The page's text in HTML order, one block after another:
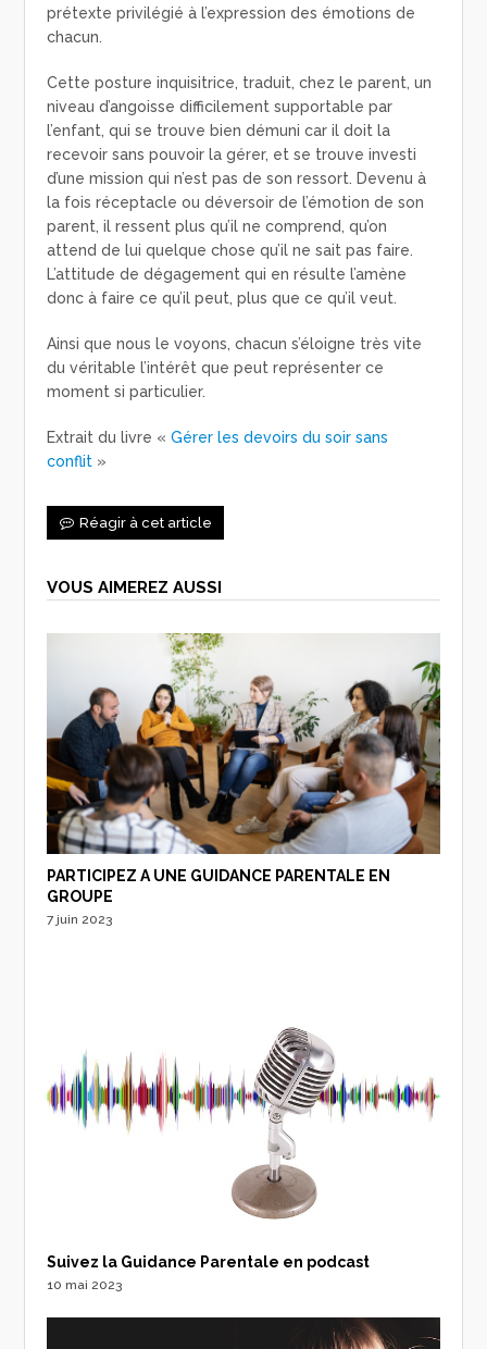
prétexte privilégié à l’expression des émotions de
chacun.
Cette posture inquisitrice, traduit, chez le parent, un
niveau d’angoisse difficilement supportable par
l’enfant, qui se trouve bien démuni car il doit la
recevoir sans pouvoir la gérer, et se trouve investi
d’une mission qui n’est pas de son ressort. Devenu à
la fois réceptacle ou déversoir de l’émotion de son
parent, il ressent plus qu’il ne comprend, qu’on
attend de lui quelque chose qu’il ne sait pas faire.
L’attitude de dégagement qui en résulte l’amène
donc à faire ce qu’il peut, plus que ce qu’il veut.
Ainsi que nous le voyons, chacun s’éloigne très vite
du véritable l’intérêt que peut représenter ce
moment si particulier.
Extrait du livre «Gérer les devoirs du soir sans
conflit »
Réagir à cet article
VOUS AIMEREZ AUSSI
PARTICIPEZ A UNE GUIDANCE PARENTALE EN
GROUPE
7 juin 2023
Suivez la Guidance Parentale en podcast
10 mai 2023